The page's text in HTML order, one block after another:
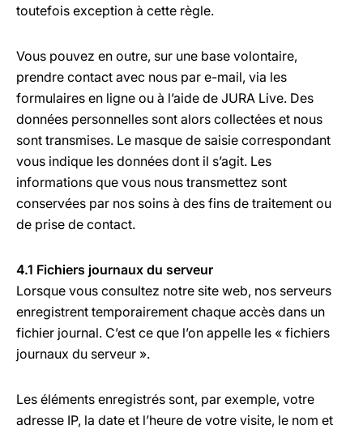
toutefois exception à cette règle.
Vous pouvez en outre, sur une base volontaire,
prendre contact avec nous par e-mail, via les
formulaires en ligne ou à l’aide de JURA Live. Des
données personnelles sont alors collectées et nous
sont transmises. Le masque de saisie correspondant
vous indique les données dont il s’agit. Les
informations que vous nous transmettez sont
conservées par nos soins à des fins de traitement ou
de prise de contact.
4.1 Fichiers journaux du serveur
Lorsque vous consultez notre site web, nos serveurs
enregistrent temporairement chaque accès dans un
fichier journal. C’est ce que l’on appelle les « fichiers
journaux du serveur ».
Les éléments enregistrés sont, par exemple, votre
adresse IP, la date et l’heure de votre visite, le nom et